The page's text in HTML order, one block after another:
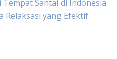
Tempat Santai di Indonesia
Relaksasi yang Efektif